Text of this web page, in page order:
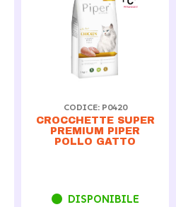
CODICE: P0420
CROCCHETTE SUPER
PREMIUM PIPER
POLLO GATTO
DISPONIBILE